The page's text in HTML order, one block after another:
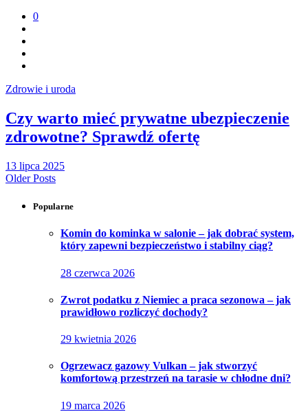
0
Zdrowie i uroda
Czy warto mieć prywatne ubezpieczenie
zdrowotne? Sprawdź ofertę
13 lipca 2025
Older Posts
Popularne
Komin do kominka w salonie – jak dobrać system,
który zapewni bezpieczeństwo i stabilny ciąg?
28 czerwca 2026
Zwrot podatku z Niemiec a praca sezonowa – jak
prawidłowo rozliczyć dochody?
29 kwietnia 2026
Ogrzewacz gazowy Vulkan – jak stworzyć
komfortową przestrzeń na tarasie w chłodne dni?
19 marca 2026